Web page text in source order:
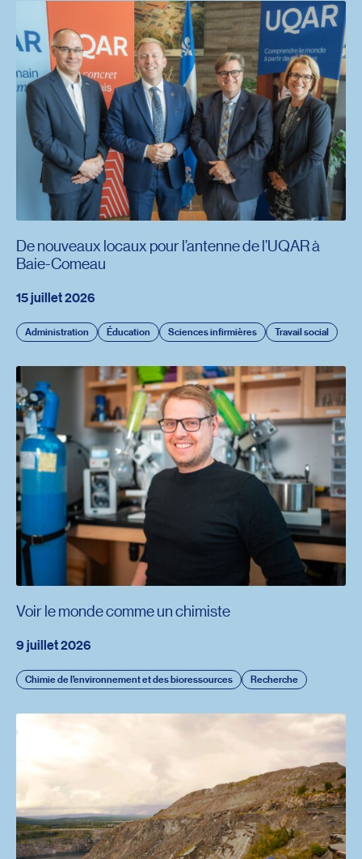
15 juillet 2026
Administration Éducation Sciences infirmières Travail social
De nouveaux locaux pour l’antenne de l’UQAR à
Baie-Comeau
9 juillet 2026
Chimie de l’environnement et des bioressources Recherche
Voir le monde comme un chimiste